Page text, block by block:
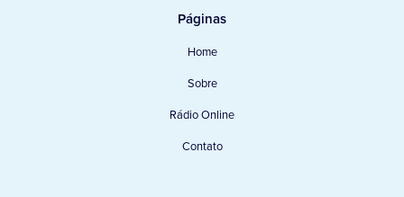
Páginas
Home
Sobre
Rádio Online
Contato